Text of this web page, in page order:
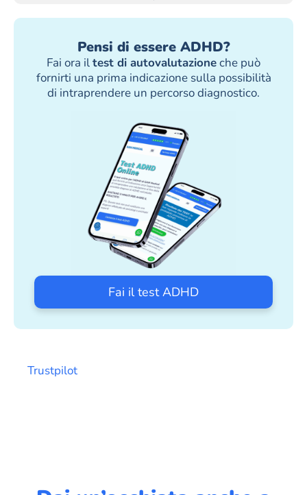
Pensi di essere ADHD?
Fai ora iltest di autovalutazioneche può
fornirti una prima indicazione sulla possibilità
di intraprendere un percorso diagnostico.
Fai il test ADHD
Trustpilot